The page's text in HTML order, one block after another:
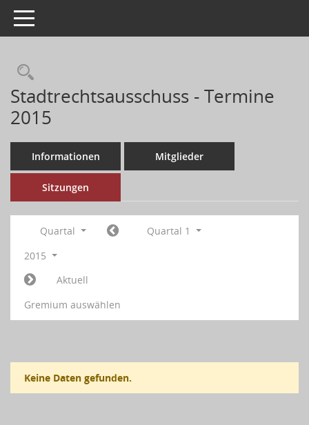
Toggle navigation
Stadtrechtsausschuss - Termine
2015
Informationen Mitglieder
Sitzungen
Quartal
Quartal 1
2015
Aktuell
Gremium auswählen
Keine Daten gefunden.